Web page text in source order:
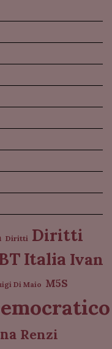
Diritti Diritti
Italia Ivan
Di Maio M5S
Renzi